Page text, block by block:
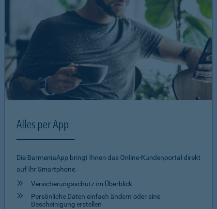
Alles per App
Die BarmeniaApp bringt Ihnen das Online-Kundenportal direkt
auf Ihr Smartphone.
Versicherungsschutz im Überblick
Persönliche Daten einfach ändern oder eine
Bescheinigung erstellen